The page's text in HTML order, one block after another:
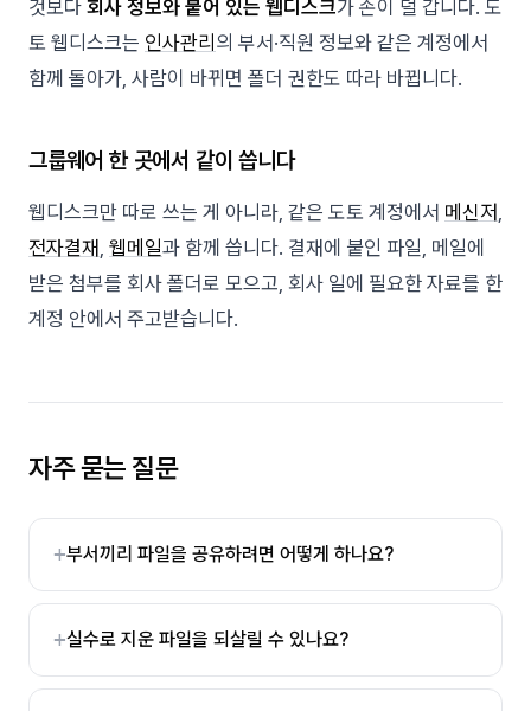
것보다 회사 정보와 붙어 있는 웹디스크가 손이 덜 갑니다. 도
토 웹디스크는 인사관리 의 부서·직원 정보와 같은 계정에서
함께 돌아가, 사람이 바뀌면 폴더 권한도 따라 바뀝니다.
그룹웨어 한 곳에서 같이 씁니다
웹디스크만 따로 쓰는 게 아니라, 같은 도토 계정에서 메신저
전자결재 웹메일과 함께 씁니다. 결재에 붙인 파일, 메일에
받은 첨부를 회사 폴더로 모으고, 회사 일에 필요한 자료를 한
계정 안에서 주고받습니다.
자주 묻는 질문
부서끼리 파일을 공유하려면 어떻게 하나요?
실수로 지운 파일을 되살릴 수 있나요?